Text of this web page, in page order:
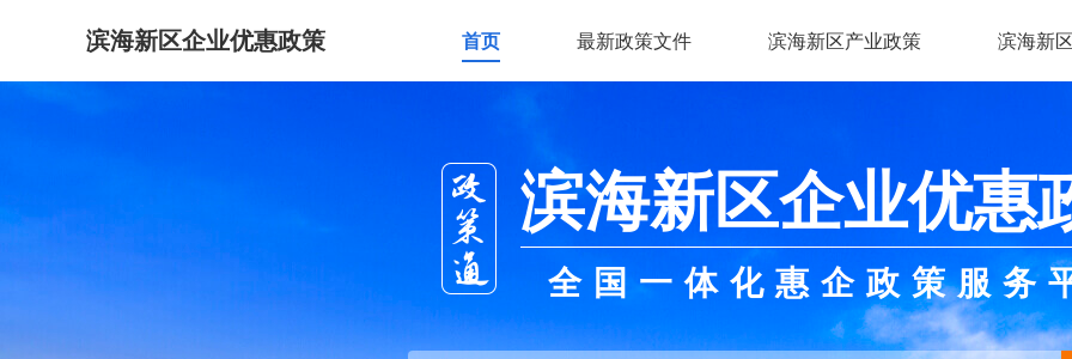
滨海新区企业优惠政策 首页 最新政策文件 滨海新区产业政策 滨海新
滨海新区企业优惠
全国一体化惠企政策服务